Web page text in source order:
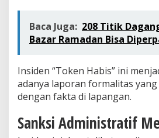
Baca Juga: 208 Titik
Bazar Ramadan Bisa
Insiden “Token Habis” ini
adanya laporan formalitas
dengan fakta di lapangan.
Sanksi Administratif